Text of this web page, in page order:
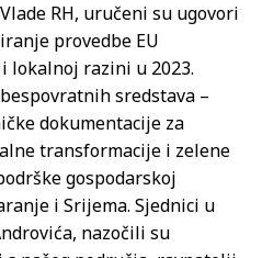
RH, uručeni su ugovori
provedbe EU
lokalnoj razini u 2023.
sredstava –
dokumentacije za
transformacije i zelene
gospodarskoj
i Srijema. Sjednici u
nazočili su